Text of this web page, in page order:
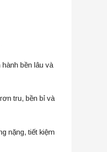
bền lâu và
tru, bền bỉ và
nặng, tiết kiệm